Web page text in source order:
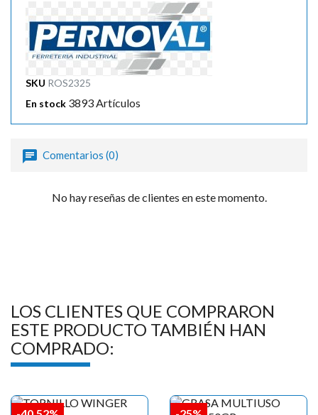
SKU ROS2325
En stock 3893 Artículos
Comentarios (0)
No hay reseñas de clientes en este momento.
LOS CLIENTES QUE COMPRARON
ESTE PRODUCTO TAMBIÉN HAN
COMPRADO: